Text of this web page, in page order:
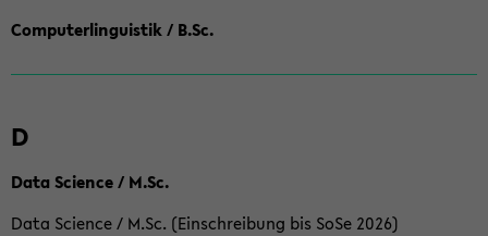
Computerlinguistik / B.Sc.
D
Data Science / M.Sc.
Data Science / M.Sc. (Einschreibung bis SoSe 2026)